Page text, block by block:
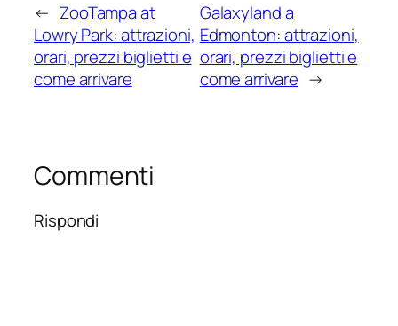
← ZooTampa at
Lowry Park: attrazioni,
orari, prezzi biglietti e
come arrivare
Galaxyland a
Edmonton: attrazioni,
orari, prezzi biglietti e
come arrivare →
Commenti
Rispondi